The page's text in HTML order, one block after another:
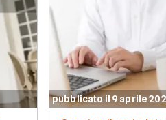
pubblicato il 9 aprile